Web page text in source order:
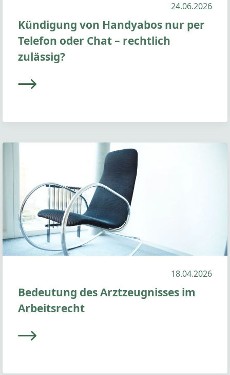
24.06.2026
Kündigung von Handyabos nur per
Telefon oder Chat – rechtlich
zulässig?
18.04.2026
Bedeutung des Arztzeugnisses im
Arbeitsrecht